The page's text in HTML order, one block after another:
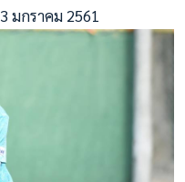
มกราคม 2561